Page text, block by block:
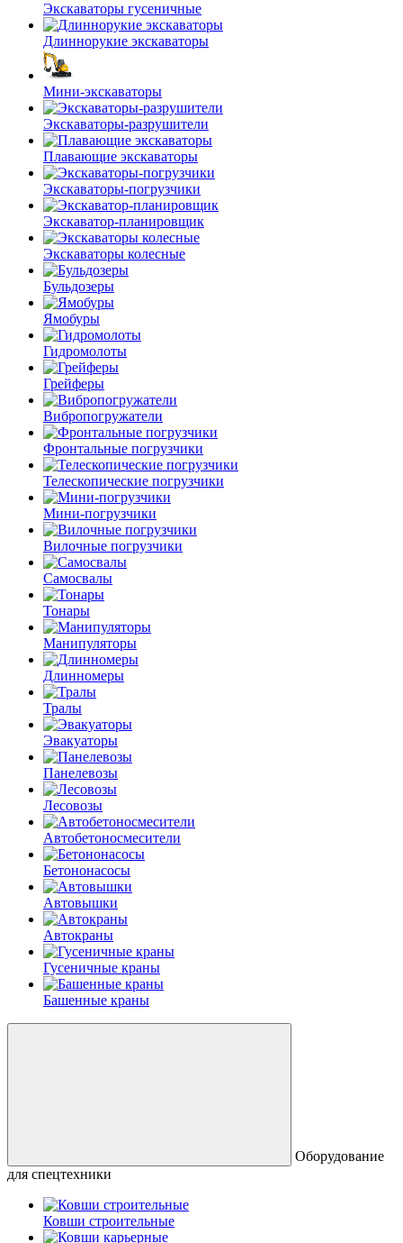
Экскаваторы гусеничные
Длиннорукие экскаваторы
Мини-экскаваторы
Экскаваторы-разрушители
Плавающие экскаваторы
Экскаваторы-погрузчики
Экскаватор-планировщик
Экскаваторы колесные
Бульдозеры
Ямобуры
Гидромолоты
Грейферы
Вибро­погружатели
Фронтальные погрузчики
Телескопические погрузчики
Мини-погрузчики
Вилочные погрузчики
Самосвалы
Тонары
Манипуляторы
Длинномеры
Тралы
Эвакуаторы
Панелевозы
Лесовозы
Автобетоно­смесители
Бетононасосы
Автовышки
Автокраны
Гусеничные краны
Башенные краны
Оборудование
для спецтехники
Ковши строительные